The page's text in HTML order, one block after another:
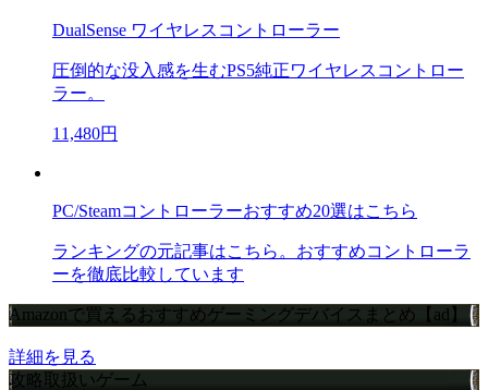
DualSense ワイヤレスコントローラー
圧倒的な没入感を生むPS5純正ワイヤレスコントロー
ラー。
11,480円
PC/Steamコントローラーおすすめ20選はこちら
ランキングの元記事はこちら。おすすめコントローラ
ーを徹底比較しています
Amazonで買えるおすすめゲーミングデバイスまとめ【ad】
詳細を見る
攻略取扱いゲーム